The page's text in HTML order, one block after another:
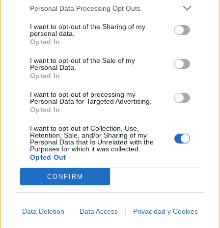
Personal Data Processing Opt Outs
I want to opt-out of the Sharing of my
personal data.
Opted In
I want to opt-out of the Sale of my
Personal Data.
Opted In
I want to opt-out of processing my
Personal Data for Targeted Advertising.
Opted In
I want to opt-out of Collection, Use,
Retention, Sale, and/or Sharing of my
Personal Data that Is Unrelated with the
Purposes for which it was collected.
Opted Out
CONFIRM
Data Deletion Data Access Privacidad y Cookies
🪐🚀 Canciones para Ver las Estrellas:
🌌🚀 Viaje intergaláctico: la mejor selección de